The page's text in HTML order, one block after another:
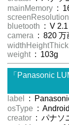
mainMemory :
screenResolution
bluetooth : V
camera : 820 万
widthHeightThick
weight : 103g
「Panasonic
label
:
osType :
creator : パナソ